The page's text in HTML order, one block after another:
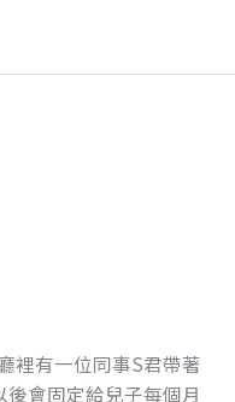
裡有一位同事S君帶著
會固定給兒子每個月